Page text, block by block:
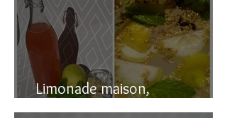
Limonade maison,
naturellement pétillante!!!